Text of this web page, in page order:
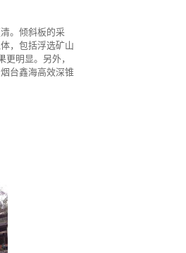
。倾斜板的采
，包括浮选矿山
明显。另外，
台鑫海高效深锥